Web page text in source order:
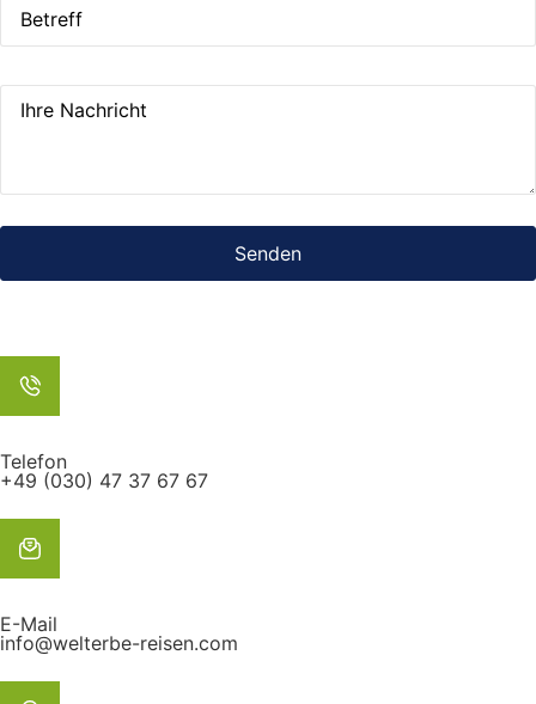
Telefon
+49 (030) 47 37 67 67
E-Mail
info@welterbe-reisen.com